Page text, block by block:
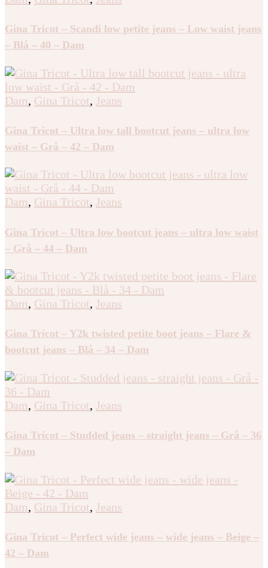
Gina Tricot – Scandi low petite jeans – Low waist jeans
– Blå – 40 – Dam
Dam, Gina Tricot, Jeans
Gina Tricot – Ultra low tall bootcut jeans – ultra low
waist – Grå – 42 – Dam
Dam, Gina Tricot, Jeans
Gina Tricot – Ultra low bootcut jeans – ultra low waist
– Grå – 44 – Dam
Dam, Gina Tricot, Jeans
Gina Tricot – Y2k twisted petite boot jeans – Flare &
bootcut jeans – Blå – 34 – Dam
Dam, Gina Tricot, Jeans
Gina Tricot – Studded jeans – straight jeans – Grå – 36
– Dam
Dam, Gina Tricot, Jeans
Gina Tricot – Perfect wide jeans – wide jeans – Beige –
42 – Dam